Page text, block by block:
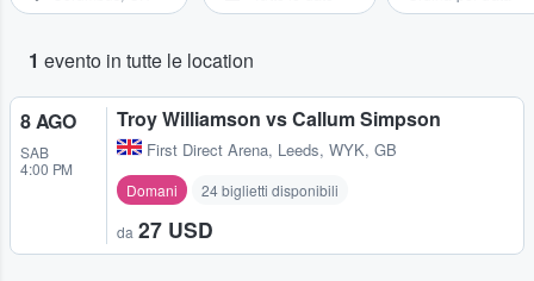
1 evento in tutte le location
8 AGO
SAB
4:00 PM
Troy Williamson vs Callum Simpson
First Direct Arena, Leeds, WYK, GB
Domani 24 biglietti disponibili
da 27 USD